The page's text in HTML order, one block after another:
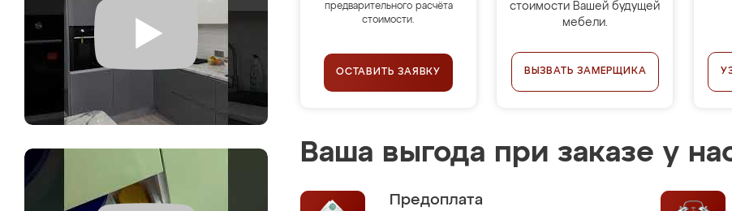
предварительного расчёта
стоимости.
ОСТАВИТЬ ЗАЯВКУ
стоимости Вашей будущей
мебели.
ВЫЗВАТЬ ЗАМЕРЩИКА
Ваша выгода при заказе у
Предоплата